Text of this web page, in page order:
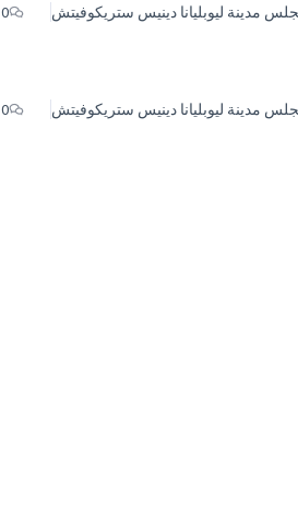
مدينة ليوبليانا دينيس ستريكوفيتش 0
مدينة ليوبليانا دينيس ستريكوفيتش 0